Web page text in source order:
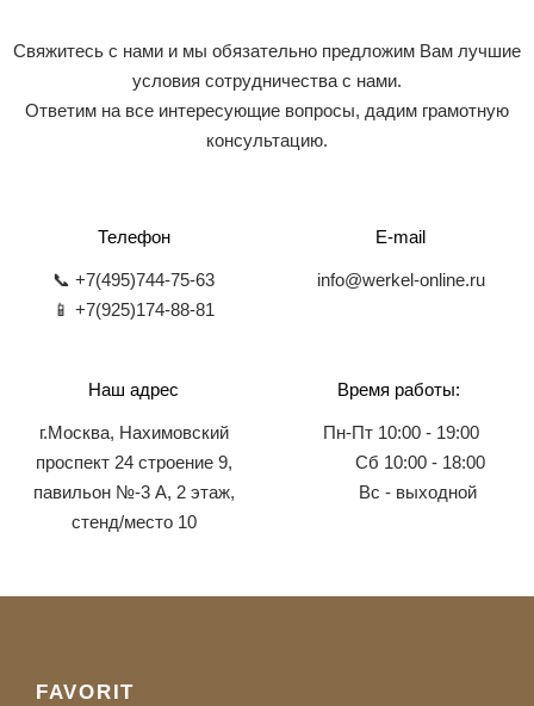
Свяжитесь с нами и мы обязательно предложим Вам лучшие
условия сотрудничества с нами.
Ответим на все интересующие вопросы, дадим грамотную
консультацию.
Телефон
📞 +7(495)744-75-63
📱 +7(925)174-88-81
E-mail
info@werkel-online.ru
Наш адрес
г.Москва, Нахимовский
проспект 24 строение 9,
павильон №-3 А, 2 этаж,
стенд/место 10
Время работы:
Пн-Пт 10:00 - 19:00
Сб 10:00 - 18:00
Вс - выходной
FAVORIT